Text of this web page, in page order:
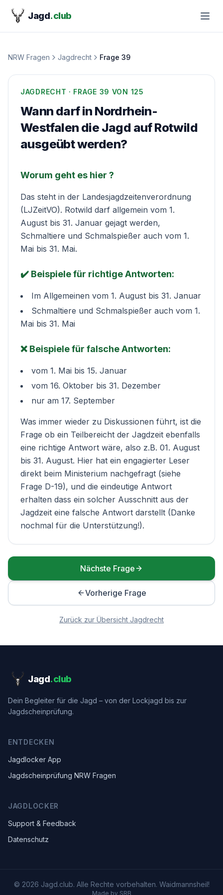
Jagd.club
NRW Fragen Jagdrecht Frage 39
JAGDRECHT · FRAGE 39 VON 125
Wann darf in Nordrhein-
Westfalen die Jagd auf Rotwild
ausgeübt werden?
Worum geht es hier ?
Das steht in der Landesjagdzeitenverordnung
(LJZeitVO). Rotwild darf allgemein vom 1.
August bis 31. Januar gejagt werden,
Schmaltiere und Schmalspießer auch vom 1.
Mai bis 31. Mai.
✔️ Beispiele für richtige Antworten:
Im Allgemeinen vom 1. August bis 31. Januar
Schmaltiere und Schmalspießer auch vom 1.
Mai bis 31. Mai
❌ Beispiele für falsche Antworten:
vom 1. Mai bis 15. Januar
vom 16. Oktober bis 31. Dezember
nur am 17. September
Was immer wieder zu Diskussionen führt, ist die
Frage ob ein Teilbereicht der Jagdzeit ebenfalls
eine richtige Antwort wäre, also z.B. 01. August
bis 31. August. Hier hat ein engagierter Leser
direkt beim Ministerium nachgefragt (siehe
Frage D-19), und die eindeutige Antwort
erhalten dass ein solcher Ausschnitt aus der
Jagdzeit eine falsche Antwort darstellt (Danke
nochmal für die Unterstützung!).
Vorherige Frage
Nächste Frage
Zurück zur Übersicht Jagdrecht
Jagd.club
Dein Begleiter für die Jagd – von der Lockjagd bis zur
Jagdscheinprüfung.
ENTDECKEN
Jagdlocker App
Jagdscheinprüfung NRW Fragen
JAGDLOCKER
Support & Feedback
Datenschutz
© 2026 Jagd.club. Alle Rechte vorbehalten. Waidmannsheil!
Made by SRB